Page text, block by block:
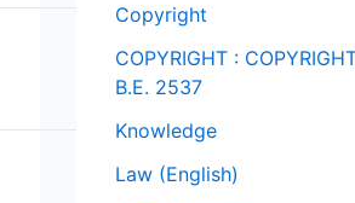
Copyright
COPYRIGHT :
B.E. 2537
Knowledge
Law (English)